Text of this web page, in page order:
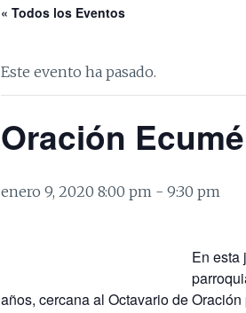
« Todos los Eventos
Este evento ha pasado.
Oración
enero 9, 2020 8:00 pm - 9:30 pm
En esta
años, cercana al Octavario de